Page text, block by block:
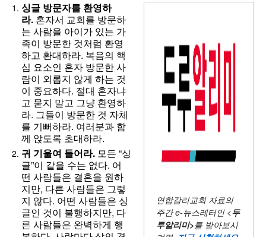
연합감리교회 자료의
주간e-뉴스레터인 <두
루알리미>를 받아보시
싱글 방문자를 환영하
라. 혼자서 교회를 방문하
는 사람을 아이가 있는 가
족이 방문한 것처럼 환영
하고 환대하라. 복음의 핵
심 요소인 혼자 방문한 사
람이 외롭지 않게 하는 것
이 중요하다. 절대 혼자냐
고 묻지 말고 그냥 환영하
라. 그들이 방문한 것 자체
를 기뻐하라. 여러분과 함
께 앉도록 초대하라.
귀 기울여 들어라. 모든 “싱
글”이 같을 수는 없다. 어
떤 사람들은 결혼을 원하
지만, 다른 사람들은 그렇
지 않다. 어떤 사람들은 싱
글인 것이 불행하지만, 다
른 사람들은 완벽하게 행